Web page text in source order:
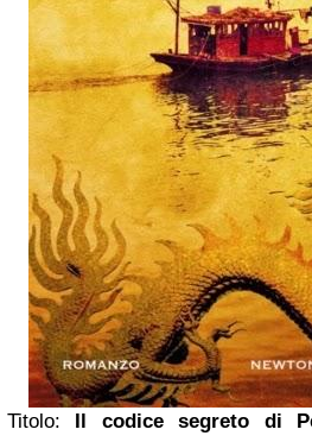
Titolo: Il codice segreto di